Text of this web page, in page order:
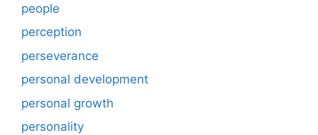
people
perception
perseverance
personal development
personal growth
personality